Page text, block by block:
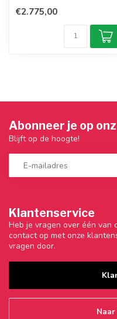
€2.775,00
Klantenservice
Heb je vragen over één van
contact op met onze
vragen door.
Abonneer je op
Blijft op de hoogte!